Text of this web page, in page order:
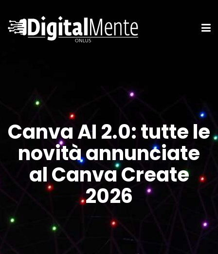
Canva AI 2.0: tutte le
novità annunciate
al Canva Create
2026